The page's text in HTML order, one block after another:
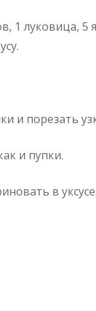
1 луковица, 5
и порезать
и пупки.
в